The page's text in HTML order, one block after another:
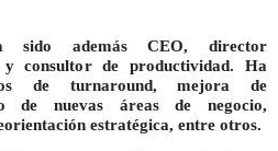
sido además CEO, director
y consultor de productividad. Ha
de turnaround, mejora de
de nuevas áreas de negocio,
estratégica, entre otros.